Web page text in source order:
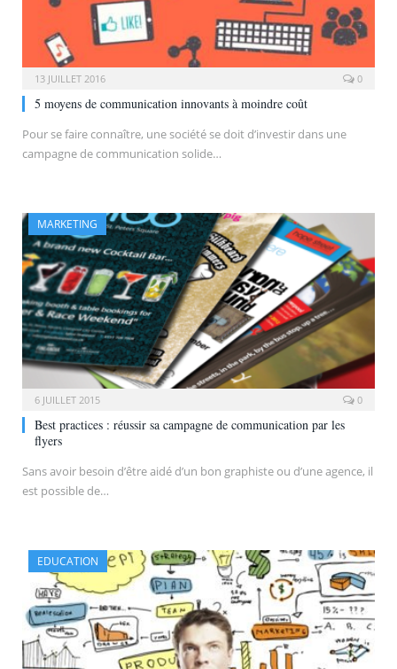
13 JUILLET 2016 0
5 moyens de communication innovants à moindre coût
Pour se faire connaître, une société se doit d’investir dans une
campagne de communication solide…
MARKETING
6 JUILLET 2015 0
Best practices : réussir sa campagne de communication par les
flyers
Sans avoir besoin d’être aidé d’un bon graphiste ou d’une agence, il
est possible de…
EDUCATION